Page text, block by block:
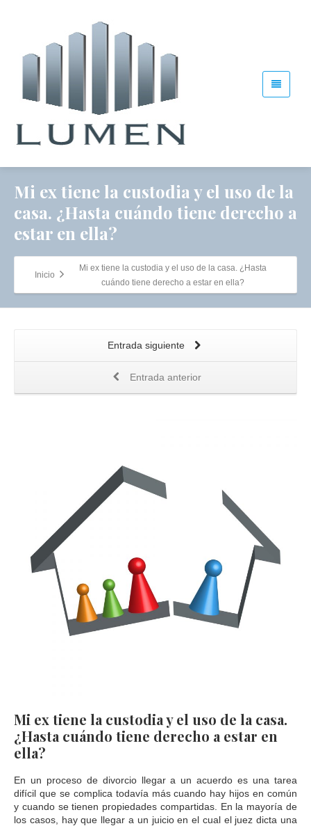
Mi ex tiene la custodia y el uso de la
casa. ¿Hasta cuándo tiene derecho a
estar en ella?
Inicio
Mi ex tiene la custodia y el uso de la casa. ¿Hasta
cuándo tiene derecho a estar en ella?
Entrada siguiente
Entrada anterior
Mi ex tiene la custodia y el uso de la casa.
¿Hasta cuándo tiene derecho a estar en
ella?
En un proceso de divorcio llegar a un acuerdo es una tarea
difícil que se complica todavía más cuando hay hijos en común
y cuando se tienen propiedades compartidas. En la mayoría de
los casos, hay que llegar a un juicio en el cual el juez dicta una